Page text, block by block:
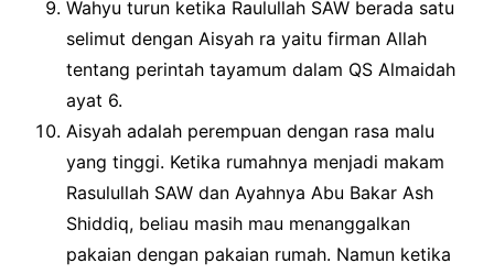
Wahyu turun ketika Raulullah SAW berada satu
selimut dengan Aisyah ra yaitu firman Allah
tentang perintah tayamum dalam QS Almaidah
ayat 6.
Aisyah adalah perempuan dengan rasa malu
yang tinggi. Ketika rumahnya menjadi makam
Rasulullah SAW dan Ayahnya Abu Bakar Ash
Shiddiq, beliau masih mau menanggalkan
pakaian dengan pakaian rumah. Namun ketika